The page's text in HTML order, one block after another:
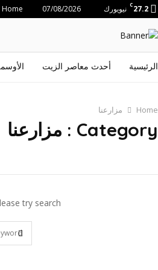
27.2
C نيويورك 07/08/2026
Home
الرئيسية أحدث معاصر الزيت
Home مزارعنا
Category : مزارعنا
try search.
for: